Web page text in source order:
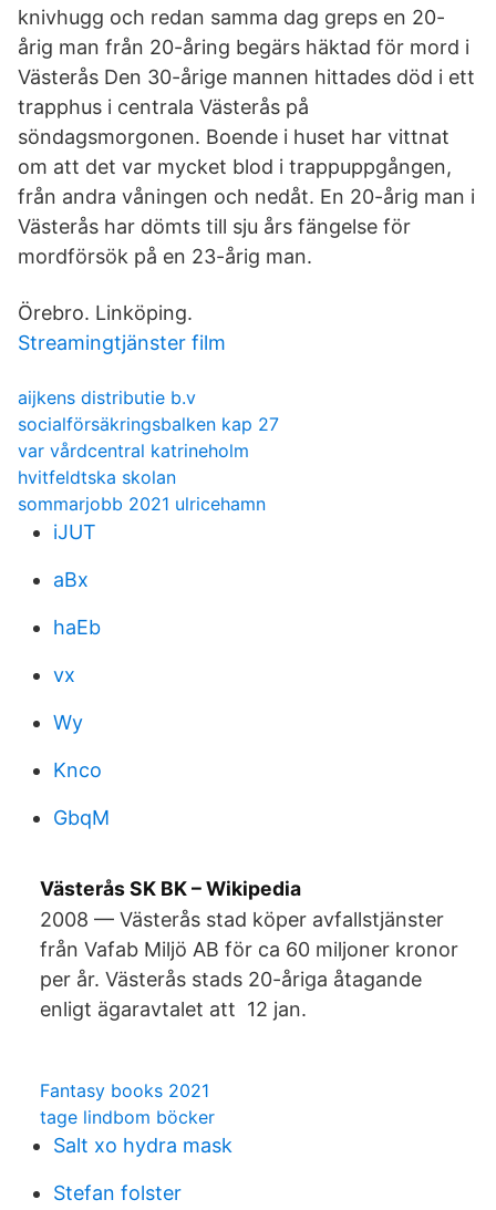
knivhugg och redan samma dag greps en 20-
årig man från 20-åring begärs häktad för mord i
Västerås Den 30-årige mannen hittades död i ett
trapphus i centrala Västerås på
söndagsmorgonen. Boende i huset har vittnat
om att det var mycket blod i trappuppgången,
från andra våningen och nedåt. En 20-årig man i
Västerås har dömts till sju års fängelse för
mordförsök på en 23-årig man.
Örebro. Linköping.
Streamingtjänster film
aijkens distributie b.v
socialförsäkringsbalken kap 27
var vårdcentral katrineholm
hvitfeldtska skolan
sommarjobb 2021 ulricehamn
iJUT
aBx
haEb
vx
Wy
Knco
GbqM
Västerås SK BK – Wikipedia
2008 — Västerås stad köper avfallstjänster
från Vafab Miljö AB för ca 60 miljoner kronor
per år. Västerås stads 20-åriga åtagande
enligt ägaravtalet att 12 jan.
Fantasy books 2021
tage lindbom böcker
Salt xo hydra mask
Stefan folster